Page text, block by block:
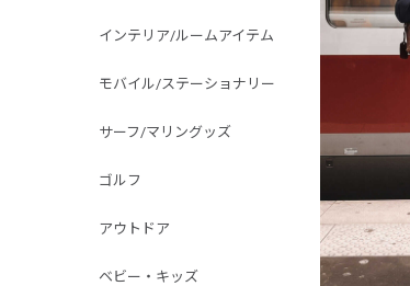
インテリア/ルームアイテム
モバイル/ステーショナリー
サーフ/マリングッズ
ゴルフ
アウトドア
ベビー・キッズ